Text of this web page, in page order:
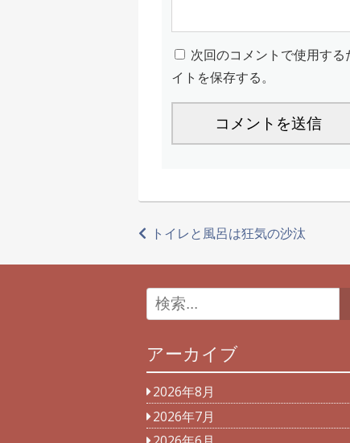
次回のコメントで使用す
イトを保存する。
投
稿
ナ
ビ
ゲ
ー
シ
トイレと風呂は狂気の沙汰
アーカイブ
2026年8月
2026年7月